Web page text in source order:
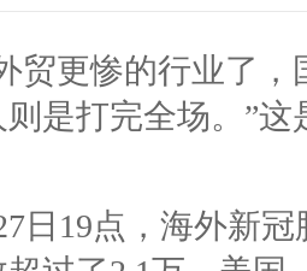
贸更惨的行业了
是打完全场。”
日19点，海外新